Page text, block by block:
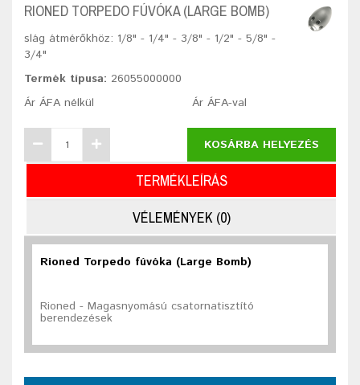
RIONED TORPEDO FÚVÓKA (LARGE BOMB)
slág átmérőkhöz: 1/8" - 1/4" - 3/8" - 1/2" - 5/8" -
3/4"
Termék típusa: 26055000000
Ár ÁFA nélkül
Ár ÁFA-val
KOSÁRBA HELYEZÉS
TERMÉKLEÍRÁS
VÉLEMÉNYEK (0)
Rioned Torpedo fúvóka (Large Bomb)
Rioned - Magasnyomású csatornatisztító
berendezések